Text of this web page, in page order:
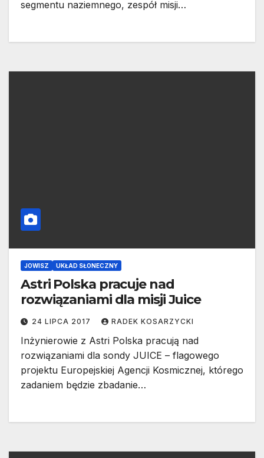
segmentu naziemnego, zespół misji…
JOWISZ UKŁAD SŁONECZNY
Astri Polska pracuje nad
rozwiązaniami dla misji Juice
24 LIPCA 2017 RADEK KOSARZYCKI
Inżynierowie z Astri Polska pracują nad
rozwiązaniami dla sondy JUICE – flagowego
projektu Europejskiej Agencji Kosmicznej, którego
zadaniem będzie zbadanie…